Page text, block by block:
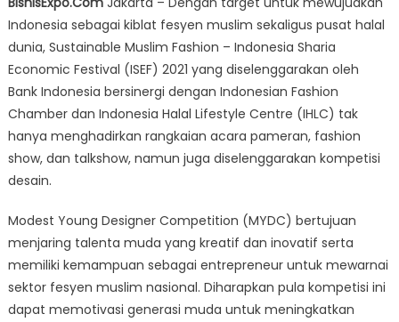
2021
Ciptakan
Generasi
Muda
Kreatif
dan
Inovatif
Fesyen
Muslim
Indonesia sebagai kiblat fesyen muslim sekaligus pusat halal
dunia, Sustainable Muslim Fashion – Indonesia Sharia
Economic Festival (ISEF) 2021 yang diselenggarakan oleh
Bank Indonesia bersinergi dengan Indonesian Fashion
Chamber dan Indonesia Halal Lifestyle Centre (IHLC) tak
hanya menghadirkan rangkaian acara pameran, fashion
show, dan talkshow, namun juga diselenggarakan kompetisi
desain.
Modest Young Designer Competition (MYDC) bertujuan
menjaring talenta muda yang kreatif dan inovatif serta
memiliki kemampuan sebagai entrepreneur untuk mewarnai
sektor fesyen muslim nasional. Diharapkan pula kompetisi ini
dapat memotivasi generasi muda untuk meningkatkan